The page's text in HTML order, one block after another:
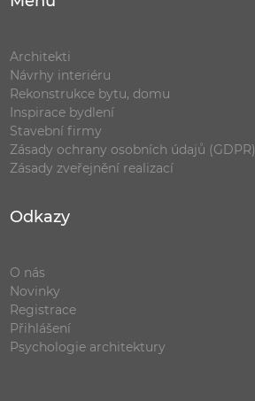
Architekti
Návrhy interiéru
Rekonstrukce bytu, domu
Inspirace bydlení
Stavební firmy
Zásady ochrany osobních údajů (GDPR)
Zásady zveřejnění realizací
Odkazy
O nás
Novinky
Registrace
Přihlášení
Psychologie architektury